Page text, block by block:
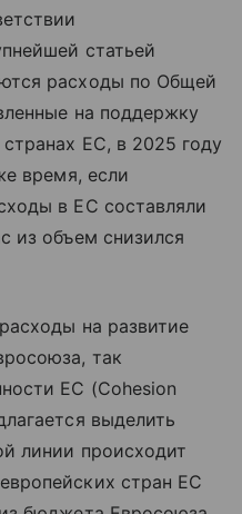
статьей
расходы по Общей
на поддержку
ЕС, в 2025 году
время, если
в ЕС составляли
из объем снизился
на развитие
так
ЕС (Cohesion
выделить
линии происходит
стран ЕС